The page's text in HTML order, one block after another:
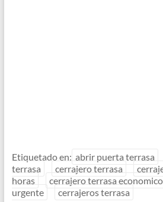
Etiquetado en: abrir puerta terrasa
terrasa
cerrajero terrasa
horas
cerrajero terrasa economico
urgente
cerrajeros terrasa